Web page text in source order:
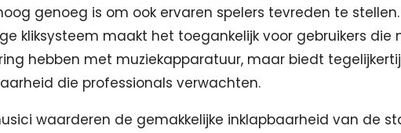
genoeg is om ook ervaren spelers tevreden te stellen.
kliksysteem maakt het toegankelijk voor gebruikers die
hebben met muziekapparatuur, maar biedt
die professionals verwachten.
waarderen de gemakkelijke inklapbaarheid van de